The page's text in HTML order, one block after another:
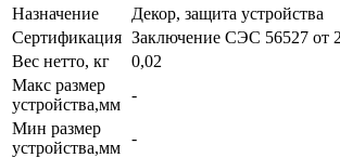
Назначение
Декор, защита устройства
Сертификация Заключение СЭС 56527 от
Вес нетто, кг
0,02
Макс размер
устройства,мм
-
Мин размер
устройства,мм
-